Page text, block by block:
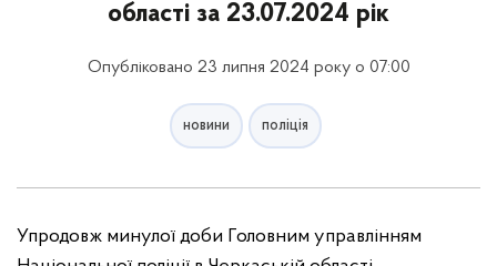
області за 23.07.2024 рік
Опубліковано 23 липня 2024 року о 07:00
новини поліція
Упродовж минулої доби Головним управлінням